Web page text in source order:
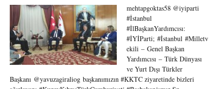
mehtapgoktas58 @iyiparti
#İstanbul
#İlBaşkanYardımcısı:
#İYİParti; #İstanbul #Milletv
ekili – Genel Başkan
Yardımcısı – Türk Dünyası
ve Yurt Dışı Türkler
Başkanı @yavuzagiraliog başkanımızın #KKTC ziyaretinde bizleri